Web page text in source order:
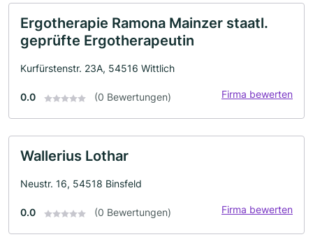
Ergotherapie Ramona Mainzer staatl.
geprüfte Ergotherapeutin
Kurfürstenstr. 23A, 54516 Wittlich
0.0 (0 Bewertungen) Firma bewerten
Wallerius Lothar
Neustr. 16, 54518 Binsfeld
0.0 (0 Bewertungen) Firma bewerten